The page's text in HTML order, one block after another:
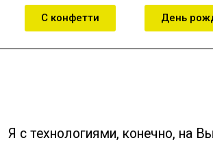
С конфетти День
Я с технологиями, конечно, на